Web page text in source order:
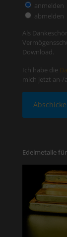
anmelden
abmelden
Als
Download.
Ich habe die
mich jetzt an-/
Edelmetalle